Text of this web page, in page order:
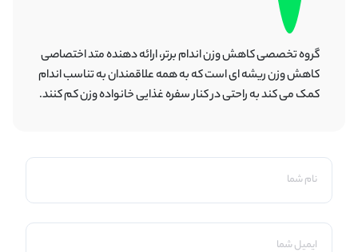
گروه تخصصی کاهش وزن اندام برتر، ارائه دهنده متد اختصاصی
کاهش وزن ریشه ای است که به همه علاقمندان به تناسب اندام
کمک می کند به راحتی در کنار سفره غذایی خانواده وزن کم کنند.